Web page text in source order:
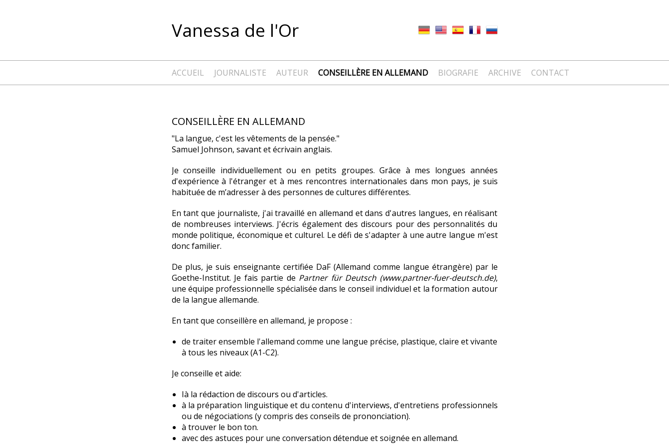
Vanessa de l'Or
ACCUEIL JOURNALISTE AUTEUR CONSEILLÈRE EN ALLEMAND BIOGRAFIE ARCHIVE CONTACT
CONSEILLÈRE EN ALLEMAND
"La langue, c'est les vêtements de la pensée."
Samuel Johnson, savant et écrivain anglais.
Je conseille individuellement ou en petits groupes. Grâce à mes longues années
d'expérience à l'étranger et à mes rencontres internationales dans mon pays, je suis
habituée de m’adresser à des personnes de cultures différentes.
En tant que journaliste, j'ai travaillé en allemand et dans d'autres langues, en réalisant
de nombreuses interviews. J'écris également des discours pour des personnalités du
monde politique, économique et culturel. Le défi de s'adapter à une autre langue m'est
donc familier.
De plus, je suis enseignante certifiée DaF (Allemand comme langue étrangère) par le
Goethe-Institut. Je fais partie de Partner für Deutsch (www.partner-fuer-deutsch.de),
une équipe professionnelle spécialisée dans le conseil individuel et la formation autour
de la langue allemande.
En tant que conseillère en allemand, je propose :
de traiter ensemble l'allemand comme une langue précise, plastique, claire et vivante
à tous les niveaux (A1-C2).
Je conseille et aide:
Ià la rédaction de discours ou d'articles.
à la préparation linguistique et du contenu d'interviews, d'entretiens professionnels
ou de négociations (y compris des conseils de prononciation).
à trouver le bon ton.
avec des astuces pour une conversation détendue et soignée en allemand.